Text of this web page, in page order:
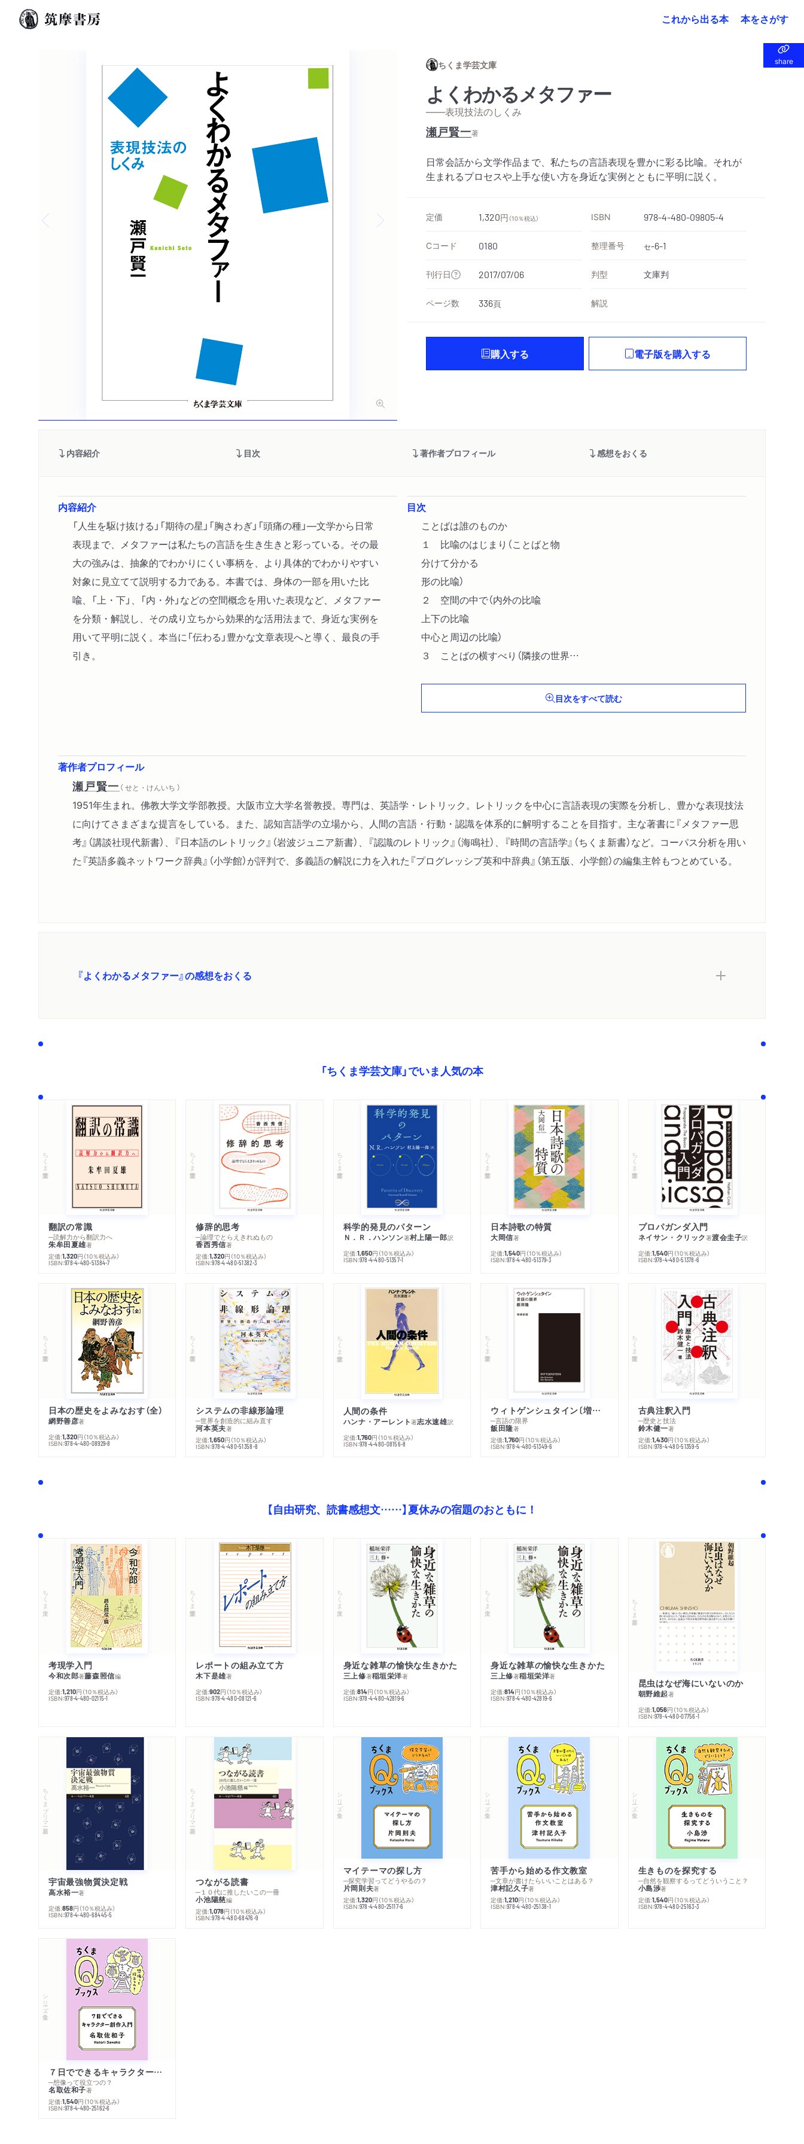
これから出る本 本をさがす
share
share
ちくま学芸文庫
よくわかるメタファー
——表現技法のしくみ
瀬戸賢一著
日常会話から文学作品まで、私たちの言語表現を豊かに彩る比喩。それが
生まれるプロセスや上手な使い方を身近な実例とともに平明に説く。
定価 1,320円 （10％税込） ISBN 978-4-480-09805-4
Cコード 0180 整理番号 セ-6-1
刊行日 2017/07/06 判型 文庫判
ページ数 336頁 解説
購入する 電子版を購入する
内容紹介 目次 著作者プロフィール 感想をおくる
内容紹介
「人生を駆け抜ける」「期待の星」「胸さわぎ」「頭痛の種」―文学から日常
表現まで、メタファーは私たちの言語を生き生きと彩っている。その最
大の強みは、抽象的でわかりにくい事柄を、より具体的でわかりやすい
対象に見立てて説明する力である。本書では、身体の一部を用いた比
喩、「上・下」、「内・外」などの空間概念を用いた表現など、メタファー
を分類・解説し、その成り立ちから効果的な活用法まで、身近な実例を
用いて平明に説く。本当に「伝わる」豊かな文章表現へと導く、最良の手
引き。
目次
ことばは誰のものか
１ 比喩のはじまり（ことばと物
分けて分かる
形の比喩）
２ 空間の中で（内外の比喩
上下の比喩
中心と周辺の比喩）
３ ことばの横すべり（隣接の世界
４ 動きの中で（旅することば
村上春樹とメタファーの世界）
目次をすべて読む
著作者プロフィール
瀬戸賢一 （ せと・けんいち ）
1951年生まれ。佛教大学文学部教授。大阪市立大学名誉教授。専門は、英語学・レトリック。レトリックを中心に言語表現の実際を分析し、豊かな表現技法
に向けてさまざまな提言をしている。また、認知言語学の立場から、人間の言語・行動・認識を体系的に解明することを目指す。主な著書に『メタファー思
考』（講談社現代新書）、『日本語のレトリック』（岩波ジュニア新書）、『認識のレトリック』（海鳴社）、『時間の言語学』（ちくま新書）など。コーパス分析を用い
た『英語多義ネットワーク辞典』（小学館）が評判で、多義語の解説に力を入れた『プログレッシブ英和中辞典』（第五版、小学館）の編集主幹もつとめている。
『よくわかるメタファー』の感想をおくる
「ちくま学芸文庫」でいま人気の本
ちくま学芸文庫
翻訳の常識
─読解力から翻訳力へ
朱牟田夏雄著
定価:1,320円 （10％税込み）
ISBN:978-4-480-51384-7
ちくま学芸文庫
修辞的思考
─論理でとらえきれぬもの
香西秀信著
定価:1,320円 （10％税込み）
ISBN:978-4-480-51382-3
ちくま学芸文庫
科学的発見のパターン
Ｎ．Ｒ．ハンソン著村上陽一郎訳
定価:1,650円 （10％税込み）
ISBN:978-4-480-51357-1
ちくま学芸文庫
日本詩歌の特質
大岡信著
定価:1,540円 （10％税込み）
ISBN:978-4-480-51379-3
ちくま学芸文庫
プロパガンダ入門
ネイサン・クリック著渡会圭子訳
定価:1,540円 （10％税込み）
ISBN:978-4-480-51378-6
ちくま学芸文庫
日本の歴史をよみなおす（全）
網野善彦著
定価:1,320円 （10％税込み）
ISBN:978-4-480-08929-8
ちくま学芸文庫
システムの非線形論理
─世界を創造的に組み直す
河本英夫著
定価:1,650円 （10％税込み）
ISBN:978-4-480-51358-8
ちくま学芸文庫
人間の条件
ハンナ・アーレント著志水速雄訳
定価:1,760円 （10％税込み）
ISBN:978-4-480-08156-8
ちくま学芸文庫
ウィトゲンシュタイン〔増補新版〕
─言語の限界
飯田隆著
定価:1,760円 （10％税込み）
ISBN:978-4-480-51349-6
ちくま学芸文庫
古典注釈入門
─歴史と技法
鈴木健一著
定価:1,430円 （10％税込み）
ISBN:978-4-480-51359-5
【自由研究、読書感想文……】夏休みの宿題のおともに！
ちくま文庫
考現学入門
今和次郎著藤森照信編
定価:1,210円 （10％税込み）
ISBN:978-4-480-02115-1
ちくま学芸文庫
レポートの組み立て方
木下是雄著
定価:902円 （10％税込み）
ISBN:978-4-480-08121-6
ちくま文庫
身近な雑草の愉快な生きかた
三上修著稲垣栄洋著
定価:814円 （10％税込み）
ISBN:978-4-480-42819-6
ちくま文庫
身近な雑草の愉快な生きかた
三上修著稲垣栄洋著
定価:814円 （10％税込み）
ISBN:978-4-480-42819-6
ちくま新書
昆虫はなぜ海にいないのか
朝野維起著
定価:1,056円 （10％税込み）
ISBN:978-4-480-07756-1
ちくまプリマー新書
宇宙最強物質決定戦
高水裕一著
定価:858円 （10％税込み）
ISBN:978-4-480-68445-5
ちくまプリマー新書
つながる読書
─１０代に推したいこの一冊
小池陽慈編
定価:1,078円 （10％税込み）
ISBN:978-4-480-68476-9
シリーズ・全集
マイテーマの探し方
─探究学習ってどうやるの？
片岡則夫著
定価:1,320円 （10％税込み）
ISBN:978-4-480-25117-6
シリーズ・全集
苦手から始める作文教室
─文章が書けたらいいことはある？
津村記久子著
定価:1,210円 （10％税込み）
ISBN:978-4-480-25138-1
シリーズ・全集
生きものを探究する
─自然を観察するってどういうこと？
小島渉著
定価:1,540円 （10％税込み）
ISBN:978-4-480-25163-3
シリーズ・全集
７日でできるキャラクター創作入門
─想像って役立つの？
名取佐和子著
定価:1,540円 （10％税込み）
ISBN:978-4-480-25162-6